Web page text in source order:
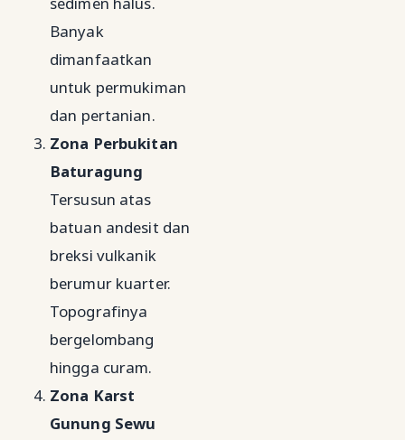
Banyak
dimanfaatkan
untuk permukiman
dan pertanian.
Zona Perbukitan
Baturagung
Tersusun atas
batuan andesit dan
breksi vulkanik
berumur kuarter.
Topografinya
bergelombang
hingga curam.
Zona Karst
Gunung Sewu